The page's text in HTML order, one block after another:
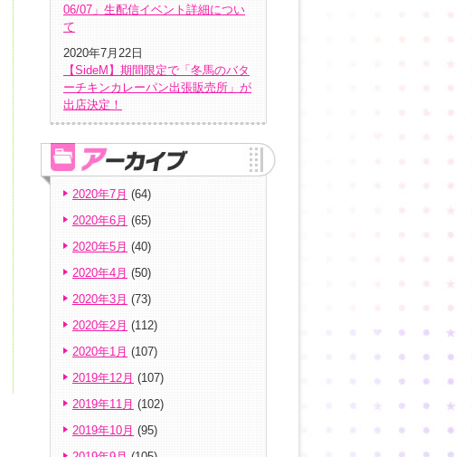
06/07」生配信イベント詳細につい
て
2020年7月22日
【SideM】期間限定で「冬馬のバタ
ーチキンカレーパン出張販売所」が
出店決定！
2020年7月 (64)
2020年6月 (65)
2020年5月 (40)
2020年4月 (50)
2020年3月 (73)
2020年2月 (112)
2020年1月 (107)
2019年12月 (107)
2019年11月 (102)
2019年10月 (95)